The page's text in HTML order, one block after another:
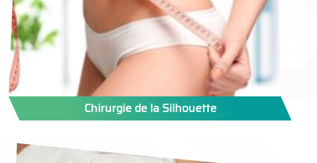
Chirurgie de la Silhouette